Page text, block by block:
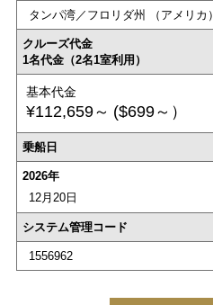
タンパ湾／フロリダ州 （アメリカ）
クルーズ代金
1名代金（2名1室利用）
基本代金
¥112,659～ ($699～）
乗船日
2026年
12月20日
システム管理コード
1556962